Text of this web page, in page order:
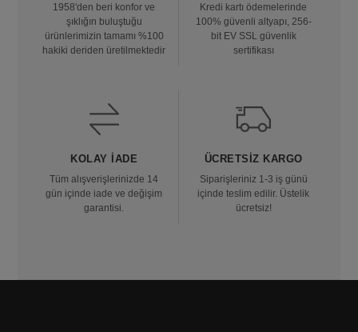
1958'den beri konfor ve
şıklığın buluştuğu
ürünlerimizin tamamı %100
hakiki deriden üretilmektedir
Kredi kartı ödemelerinde
100% güvenli altyapı, 256-
bit EV SSL güvenlik
sertifikası
KOLAY İADE
Tüm alışverişlerinizde 14
gün içinde iade ve değişim
garantisi.
ÜCRETSIZ KARGO
Siparişleriniz 1-3 iş günü
içinde teslim edilir. Üstelik
ücretsiz!